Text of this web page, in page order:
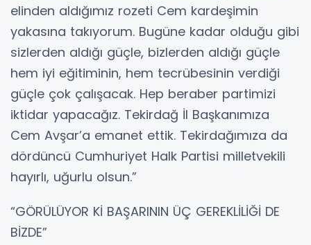
elinden aldığımız rozeti Cem kardeşimin
yakasına takıyorum. Bugüne kadar olduğu gibi
sizlerden aldığı güçle, bizlerden aldığı güçle
hem iyi eğitiminin, hem tecrübesinin verdiği
güçle çok çalışacak. Hep beraber partimizi
iktidar yapacağız. Tekirdağ İl Başkanımıza
Cem Avşar’a emanet ettik. Tekirdağımıza da
dördüncü Cumhuriyet Halk Partisi milletvekili
hayırlı, uğurlu olsun.”
“GÖRÜLÜYOR Kİ BAŞARININ ÜÇ GEREKLİLİĞİ DE
BİZDE”